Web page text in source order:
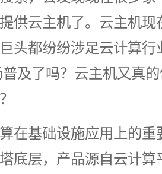
供云主机了。云主机
头都纷纷涉足云计算
及了吗？云主机又真
在基础设施应用上的
底层，产品源自云计